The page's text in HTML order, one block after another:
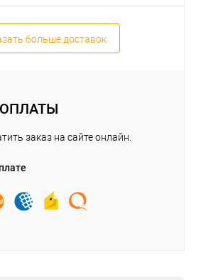
больше доставок
заказ на сайте онлайн.